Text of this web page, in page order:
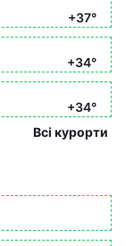
+37°
+34°
+34°
Всі курорти